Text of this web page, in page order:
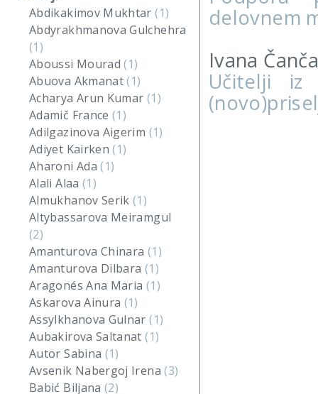
Abdikakimov Mukhtar(1)
Abdyrakhmanova Gulchehra
(1)
Aboussi Mourad(1)
Abuova Akmanat(1)
Acharya Arun Kumar (1)
Adamič France(1)
Adilgazinova Aigerim (1)
Adiyet Kairken(1)
Aharoni Ada(1)
Alali Alaa (1)
Almukhanov Serik(1)
Altybassarova Meiramgul
(2)
Amanturova Chinara (1)
Amanturova Dilbara (1)
Aragonés Ana Maria (1)
Askarova Ainura (1)
Assylkhanova Gulnar(1)
Aubakirova Saltanat(1)
Autor Sabina (1)
Avsenik Nabergoj Irena(3)
Babić Biljana(2)
delovnem
Ivana
Učitelji iz